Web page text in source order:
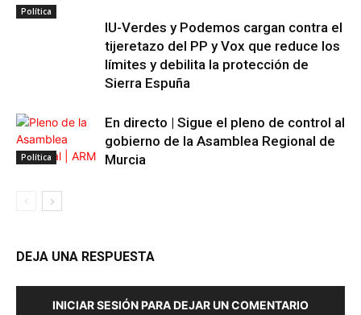
Política
IU-Verdes y Podemos cargan contra el
tijeretazo del PP y Vox que reduce los
límites y debilita la protección de
Sierra Espuña
Política
En directo | Sigue el pleno de control al
gobierno de la Asamblea Regional de
Murcia
DEJA UNA RESPUESTA
INICIAR SESIÓN PARA DEJAR UN COMENTARIO